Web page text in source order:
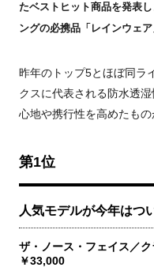
たベストヒット商品を発表
ングの必携品「レインウェア
昨年のトップ5とほぼ同ラ
クスに代表される防水透
心地や携行性を高めたもの
第1位
人気モデルが今年はつ
ザ・ノース・フェイス／
￥33,000